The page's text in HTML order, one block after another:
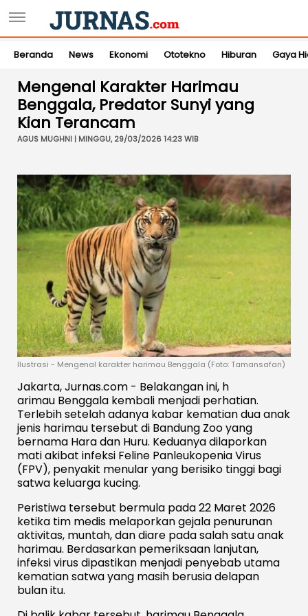
Beranda News Ekonomi Ototekno Hiburan Gaya
Mengenal Karakter Harimau
Benggala, Predator Sunyi yang
Kian Terancam
AGUS MUGHNI | MINGGU, 29/03/2026 14:23 WIB
Ilustrasi - Mengenal karakter harimau Benggala (Foto: Tamansafari)
Jakarta, Jurnas.com - Belakangan ini, h
arimau Benggala kembali menjadi perhatian.
Terlebih setelah adanya kabar kematian dua anak
jenis harimau tersebut di Bandung Zoo yang
bernama Hara dan Huru. Keduanya dilaporkan
mati akibat infeksi Feline Panleukopenia Virus
(FPV), penyakit menular yang berisiko tinggi bagi
satwa keluarga kucing.
Peristiwa tersebut bermula pada 22 Maret 2026
ketika tim medis melaporkan gejala penurunan
aktivitas, muntah, dan diare pada salah satu anak
harimau. Berdasarkan pemeriksaan lanjutan,
infeksi virus dipastikan menjadi penyebab utama
kematian satwa yang masih berusia delapan
bulan itu.